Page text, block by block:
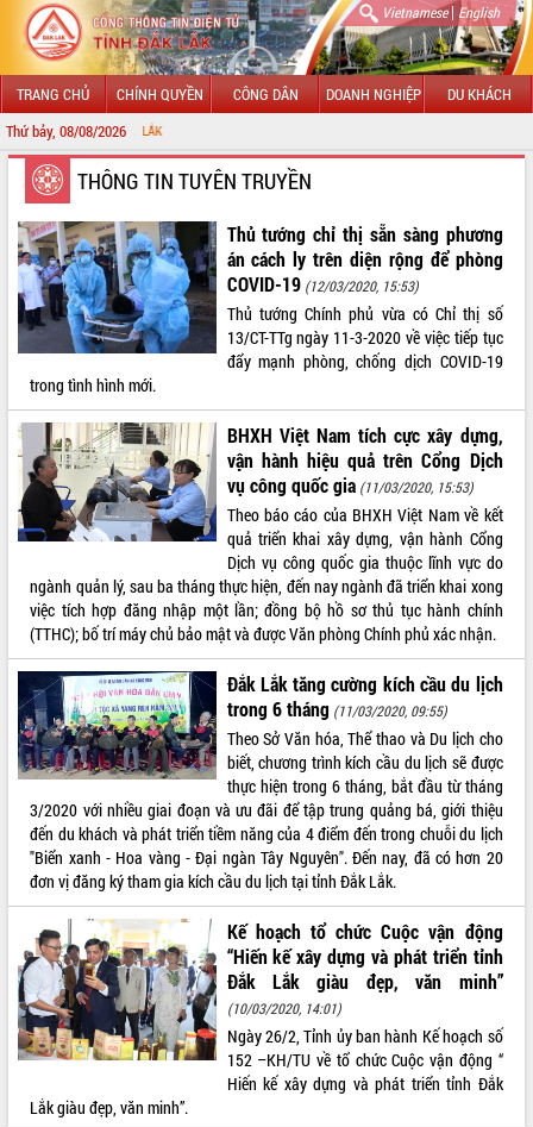
Vietnamese| English
TRANG CHỦ CHÍNH QUYỀN CÔNG DÂN DOANH NGHIỆP DU KHÁCH
Thứ bảy, 08/08/2026
GIỚI THIỆU
LÃNH ĐẠO UBND TỈNH
TIN TỨC SỰ KIỆN
SỞ, BAN, NGÀNH
THÔNG TIN CHỈ ĐẠO ĐIỀU HÀNH
HỆ THỐNG VĂN BẢN
VĂN BẢN HĐND TỈNH
QUY HOẠCH - KẾ HOẠCH
VIDEO
THÔNG TIN TUYÊN TRUYỀN
Thủ tướng chỉ thị sẵn sàng phương
án cách ly trên diện rộng để phòng
COVID-19 (12/03/2020, 15:53)
Thủ tướng Chính phủ vừa có Chỉ thị số
13/CT-TTg ngày 11-3-2020 về việc tiếp tục
đẩy mạnh phòng, chống dịch COVID-19
trong tình hình mới.
BHXH Việt Nam tích cực xây dựng,
vận hành hiệu quả trên Cổng Dịch
vụ công quốc gia (11/03/2020, 15:53)
Theo báo cáo của BHXH Việt Nam về kết
quả triển khai xây dựng, vận hành Cổng
Dịch vụ công quốc gia thuộc lĩnh vực do
ngành quản lý, sau ba tháng thực hiện, đến nay ngành đã triển khai xong
việc tích hợp đăng nhập một lần; đồng bộ hồ sơ thủ tục hành chính
(TTHC); bố trí máy chủ bảo mật và được Văn phòng Chính phủ xác nhận.
Đắk Lắk tăng cường kích cầu du lịch
trong 6 tháng (11/03/2020, 09:55)
Theo Sở Văn hóa, Thể thao và Du lịch cho
biết, chương trình kích cầu du lịch sẽ được
thực hiện trong 6 tháng, bắt đầu từ tháng
3/2020 với nhiều giai đoạn và ưu đãi để tập trung quảng bá, giới thiệu
đến du khách và phát triển tiềm năng của 4 điểm đến trong chuỗi du lịch
"Biển xanh - Hoa vàng - Đại ngàn Tây Nguyên". Đến nay, đã có hơn 20
đơn vị đăng ký tham gia kích cầu du lịch tại tỉnh Đắk Lắk.​
Kế hoạch tổ chức Cuộc vận động
“Hiến kế xây dựng và phát triển tỉnh
Đắk Lắk giàu đẹp, văn minh”
(10/03/2020, 14:01)
Ngày 26/2, Tỉnh ủy ban hành Kế hoạch số
152 –KH/TU về tổ chức Cuộc vận động “
Hiến kế xây dựng và phát triển tỉnh Đắk
Lắk giàu đẹp, văn minh”.